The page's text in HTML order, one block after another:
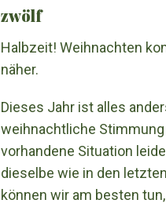
zwölf
Halbzeit! Weihnachten
näher.
Dieses Jahr ist alles
weihnachtliche
vorhandene Situation
dieselbe wie in den
können wir am besten